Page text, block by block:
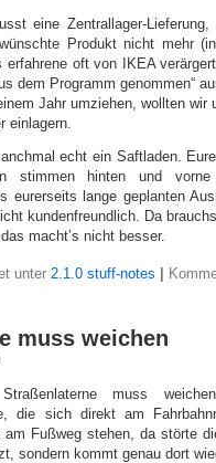
eine Zentrallager-
Produkt nicht mehr
erfahrene oft von IKEA
dem Programm genommen“
Jahr umziehen, wollten wir
einlagern.
echt ein Saftladen.
stimmen hinten und
eurerseits lange geplanten
kundenfreundlich. Da
macht’s nicht besser.
unter 2.1.0 stuff-notes
muss weichen
muss
die sich direkt am
Fußweg stehen, da störte
sondern kommt genau dort